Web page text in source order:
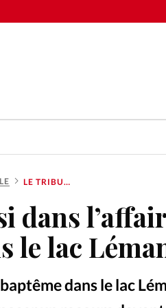
Les
LE TRIBUNAL FÉDÉRAL SAISI DANS L’AFFAIRE DES BAPTÊMES INTERDITS DANS LE LAC LÉMAN
dans
le lac
dans le lac